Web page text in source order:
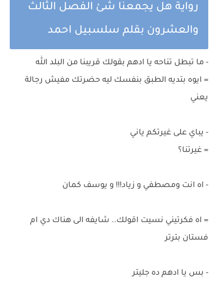
رواية هل يجمعنا شئ الفصل الثالث
والعشرون بقلم سلسبيل احمد
- ما تبطل تناحه يا ادهم بقولك قريبنا من البلد الله
= ايوه بتديه الطبق بنفسك ليه حضرتك مفيش رجالة
يعني
- يباي على غيرتكم ياني
= غيرتنا؟
- اه انت ومصطفي و زياد!!! و يوسف كمان
= اه فكرتيني نسيت اقولك.. شايفه الى هناك دي ام
فستان بترتر
- بس يا ادهم ده جليتر